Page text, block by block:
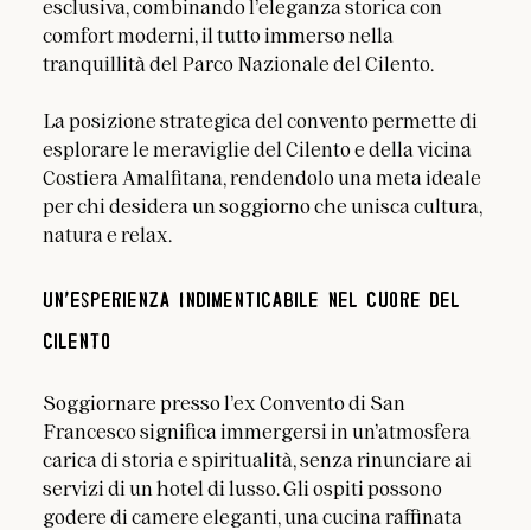
esclusiva, combinando l’eleganza storica con
comfort moderni, il tutto immerso nella
tranquillità del Parco Nazionale del Cilento.
La posizione strategica del convento permette di
esplorare le meraviglie del Cilento e della vicina
Costiera Amalfitana, rendendolo una meta ideale
per chi desidera un soggiorno che unisca cultura,
natura e relax.
Un’Esperienza Indimenticabile nel Cuore del
Cilento
Soggiornare presso l’ex Convento di San
Francesco significa immergersi in un’atmosfera
carica di storia e spiritualità, senza rinunciare ai
servizi di un hotel di lusso. Gli ospiti possono
godere di camere eleganti, una cucina raffinata